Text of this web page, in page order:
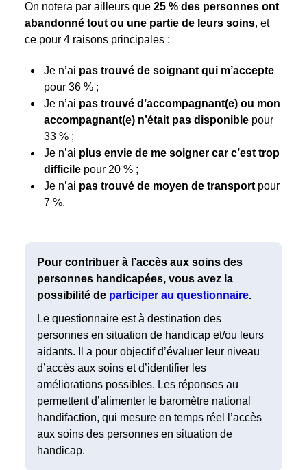
On notera par ailleurs que 25 % des personnes ont
abandonné tout ou une partie de leurs soins, et
ce pour 4 raisons principales :
Je n’ai pas trouvé de soignant qui m’accepte
pour 36 % ;
Je n’ai pas trouvé d’accompagnant(e) ou mon
accompagnant(e) n’était pas disponiblepour
33 % ;
Je n’ai plus envie de me soigner car c’est trop
difficilepour 20 % ;
Je n’ai pas trouvé de moyen de transportpour
7 %.
Pour contribuer à l’accès aux soins des
personnes handicapées, vous avez la
possibilité de participer au questionnaire.
Le questionnaire est à destination des
personnes en situation de handicap et/ou leurs
aidants. Il a pour objectif d’évaluer leur niveau
d’accès aux soins et d’identifier les
améliorations possibles. Les réponses au
permettent d’alimenter le baromètre national
handifaction, qui mesure en temps réel l’accès
aux soins des personnes en situation de
handicap.